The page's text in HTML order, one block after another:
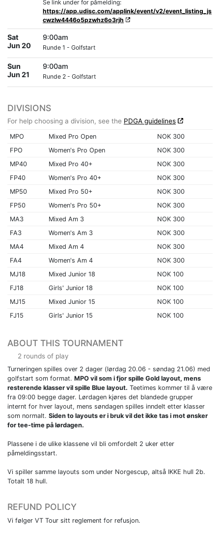
Se link under for påmelding:
https://app.udisc.com/applink/event/v2/event_listing_js
cwzlw4446o5pzwhz6o3rjh
Sat
Jun 20
9:00am
Runde 1 - Golfstart
Sun
Jun 21
9:00am
Runde 2 - Golfstart
DIVISIONS
For help choosing a division, see the PDGA guidelines
MPO Mixed Pro Open
NOK 300
FPO
Women's Pro Open
NOK 300
MP40
Mixed Pro 40+
NOK 300
FP40
Women's Pro 40+
NOK 300
MP50
Mixed Pro 50+
NOK 300
FP50
Women's Pro 50+
NOK 300
MA3
Mixed Am 3
NOK 300
FA3
Women's Am 3
NOK 300
MA4
Mixed Am 4
NOK 300
FA4
Women's Am 4
NOK 300
MJ18
Mixed Junior 18
NOK 100
FJ18
Girls' Junior 18
NOK 100
MJ15
Mixed Junior 15
NOK 100
FJ15
Girls' Junior 15 NOK 100
ABOUT THIS TOURNAMENT
2 rounds of play
Turneringen spilles over 2 dager (lørdag 20.06 - søndag 21.06) med
golfstart som format. MPO vil som i fjor spille Gold layout, mens
resterende klasser vil spille Blue layout. Teetimes kommer til å være
fra 09:00 begge dager. Lørdagen kjøres det blandede grupper
internt for hver layout, mens søndagen spilles inndelt etter klasser
som normalt. Siden to layouts er i bruk vil det ikke tas i mot ønsker
for tee-time på lørdagen.
Plassene i de ulike klassene vil bli omfordelt 2 uker etter
påmeldingsstart.
Vi spiller samme layouts som under Norgescup, altså IKKE hull 2b.
Totalt 18 hull.
REFUND POLICY
Vi følger VT Tour sitt reglement for refusjon.